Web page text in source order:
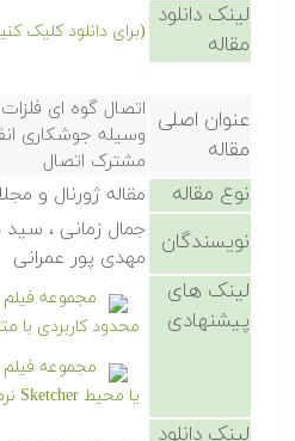
لینک دانلود
مقاله
(برای دانلود کلیک
عنوان اصلی
مقاله
اتصال گوه ای
وسیله جوشکاری
مشترک اتصال
نوع مقاله مقاله ژورنال و
نویسندگان
جمال زمانی ،
مهدی پور عمرانی
لینک های
پیشنهادی
مجموعه فیلم
محدود کاربردی با
مجموعه
یا محیط Sketcher نرم افزار کتیا (CATIA)
لینک دانلود